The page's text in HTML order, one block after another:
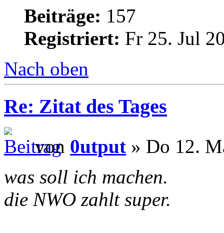
Beiträge: 157
Registriert: Fr 25. Jul
Nach oben
Re: Zitat des Tages
von 0utput » Do 12.
was soll ich machen.
die NWO zahlt super.